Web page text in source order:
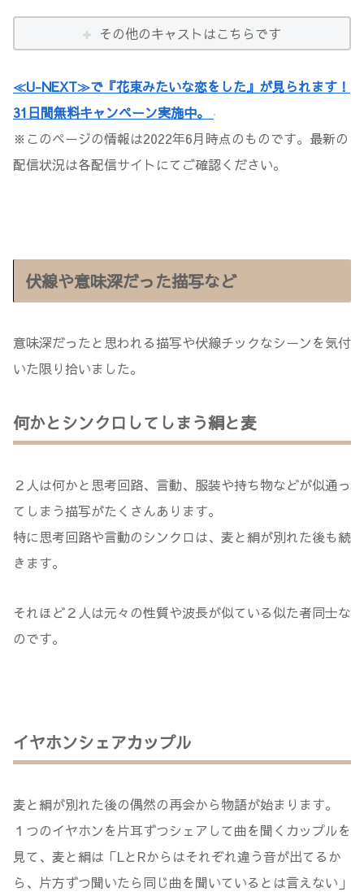
その他のキャストはこちらです
≪U-NEXT≫で『花束みたいな恋をした』が見られます！
31日間無料キャンペーン実施中。
※このページの情報は2022年6月時点のものです。最新の
配信状況は各配信サイトにてご確認ください。
伏線や意味深だった描写など
意味深だったと思われる描写や伏線チックなシーンを気付
いた限り拾いました。
何かとシンクロしてしまう絹と麦
２人は何かと思考回路、言動、服装や持ち物などが似通っ
てしまう描写がたくさんあります。
特に思考回路や言動のシンクロは、麦と絹が別れた後も続
きます。
それほど２人は元々の性質や波長が似ている似た者同士な
のです。
イヤホンシェアカップル
麦と絹が別れた後の偶然の再会から物語が始まります。
１つのイヤホンを片耳ずつシェアして曲を聞くカップルを
見て、麦と絹は「LとRからはそれぞれ違う音が出てるか
ら、片方ずつ聞いたら同じ曲を聞いているとは言えない」